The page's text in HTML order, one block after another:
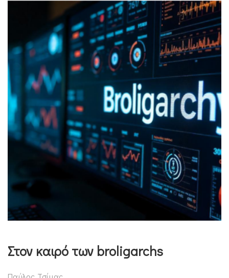
Στον καιρό των broligarchs